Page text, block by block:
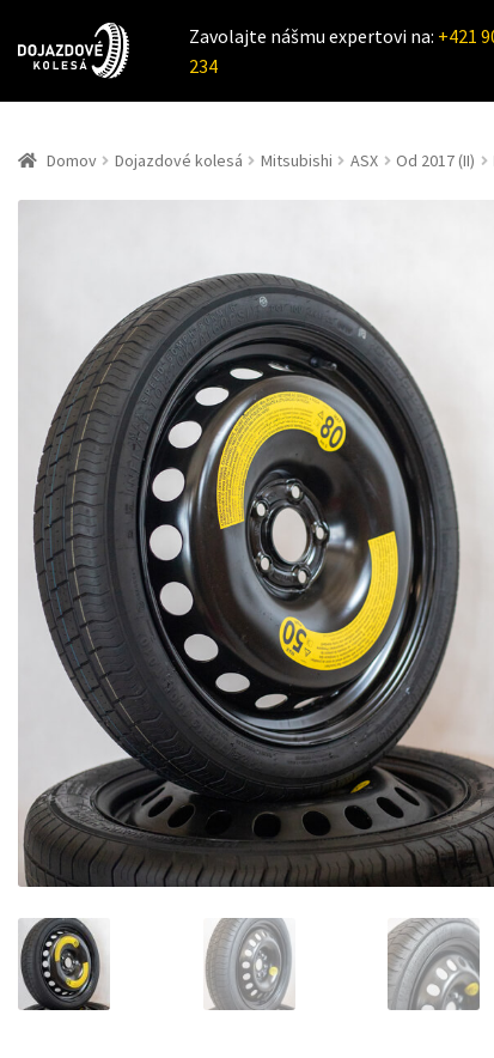
Zavolajte nášmu expertovi na: +421
234
Domov Dojazdové kolesá Mitsubishi ASX Od 2017 (II)